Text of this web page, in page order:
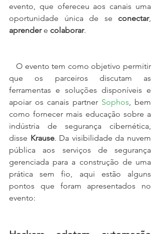
evento, que ofereceu aos canais uma
oportunidade única de se conectar
aprender e colaborar.
que os parceiros discutam as
ferramentas e soluções disponíveis e
apoiar os canais partner Sophos, bem
como fornecer mais educação sobre a
indústria de segurança cibernética,
disse Krause. Da visibilidade da nuvem
pública aos serviços de segurança
gerenciada para a construção de uma
prática sem fio, aqui estão alguns
pontos que foram apresentados no
evento: